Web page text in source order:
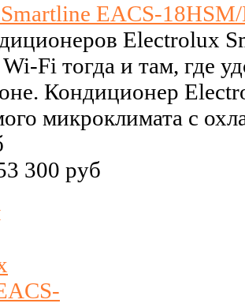
EACS-
Electrolux
Fi тогда и там, где
Кондиционер
микроклимата с
300 руб